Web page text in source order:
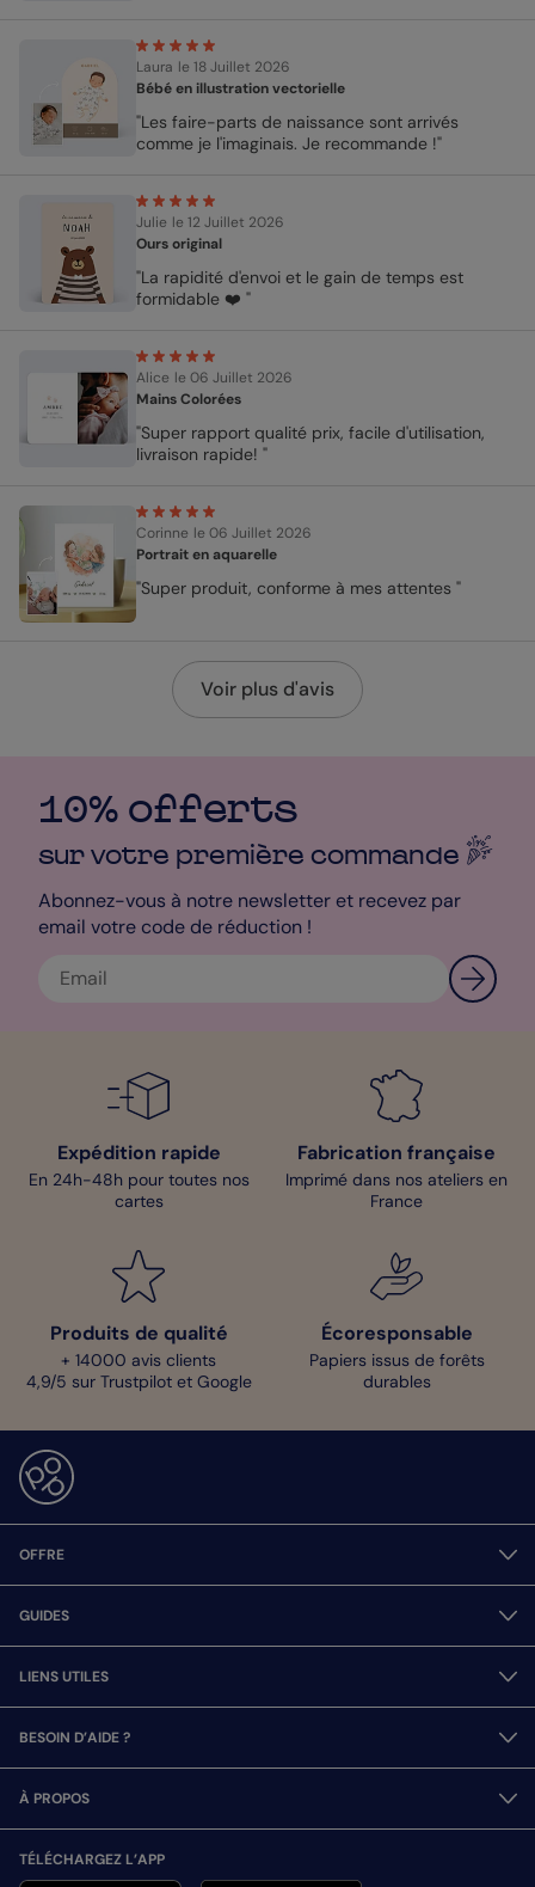
Laura le 18 Juillet 2026
Bébé en illustration vectorielle
"Les faire-parts de naissance sont arrivés
comme je l'imaginais. Je recommande !"
Julie le 12 Juillet 2026
Ours original
"La rapidité d'envoi et le gain de temps est
formidable ❤️ "
Alice le 06 Juillet 2026
Mains Colorées
"Super rapport qualité prix, facile d'utilisation,
livraison rapide! "
Corinne le 06 Juillet 2026
Portrait en aquarelle
"Super produit, conforme à mes attentes "
Voir plus d'avis
10% offerts
sur votre première commande
Abonnez-vous à notre newsletter et recevez par
email votre code de réduction !
Expédition rapide
En 24h-48h pour toutes nos
cartes
Fabrication française
Imprimé dans nos ateliers en
France
Produits de qualité
+ 14000 avis clients
4,9/5 sur Trustpilot et Google
Écoresponsable
Papiers issus de forêts
durables
OFFRE
GUIDES
LIENS UTILES
BESOIN D’AIDE ?
À PROPOS
TÉLÉCHARGEZ L’APP